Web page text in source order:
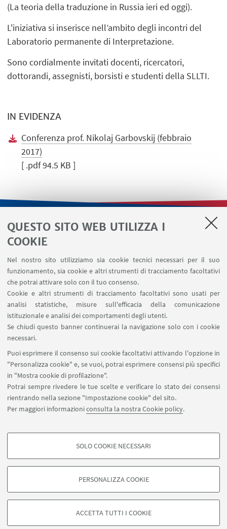
QUESTO SITO WEB UTILIZZA I
COOKIE
Nel nostro sito utilizziamo sia cookie tecnici necessari per il suo
funzionamento, sia cookie e altri strumenti di tracciamento facoltativi
che potrai attivare solo con il tuo consenso.
Cookie e altri strumenti di tracciamento facoltativi sono usati per
analisi statistiche, misure sull'efficacia della comunicazione
istituzionale e analisi dei comportamenti degli utenti.
Se chiudi questo banner continuerai la navigazione solo con i cookie
necessari.
Puoi esprimere il consenso sui cookie facoltativi attivando l'opzione in
"Personalizza cookie" e, se vuoi, potrai esprimere consensi più specifici
in "Mostra cookie di profilazione".
Potrai sempre rivedere le tue scelte e verificare lo stato dei consensi
rientrando nella sezione "Impostazione cookie" del sito.
Per maggiori informazioniconsulta la nostra Cookie policy.
COOKIE DI PROFILAZIONE - FACOLTATIVI
degli utenti, creare profili in base al loro comportamento sul sito, per analisi
di marketing.
Google/Youtube Video
SOLO COOKIE NECESSARI
PERSONALIZZA COOKIE
ACCETTA TUTTI I COOKIE
(La teoria della traduzione in Russia ieri ed oggi).
L'iniziativa si inserisce nell’ambito degli incontri del
Laboratorio permanente di Interpretazione.
Sono cordialmente invitati docenti, ricercatori,
dottorandi, assegnisti, borsisti e studenti della SLLTI.
IN EVIDENZA
Conferenza prof. Nikolaj Garbovskij (febbraio
2017)
[ .pdf 94.5 KB ]
LINK UTILI
Area riservata
Area DIT
SEGUI IL DIPARTIMENTO SU:
SEGUI UNIBO SU:
APP:
©Copyright 2026 - ALMA MATER STUDIORUM - Università di
Bologna - Via Zamboni, 33 - 40126 Bologna - PI: 01131710376 - CF:
80007010376
Privacy
Note legali
Informazioni sul sito e accessibilità
Impostazioni Cookie